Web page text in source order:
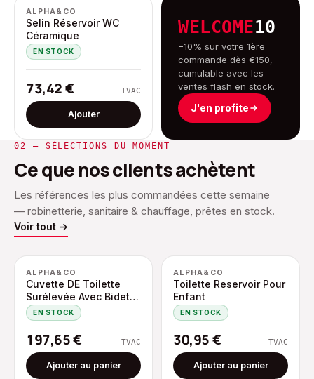
ALPHA&CO
Selin Réservoir WC
Céramique
EN STOCK
73,42€ TVAC
Ajouter
WELCOME10
−10% sur votre 1ère
commande dès €150,
cumulable avec les
ventes flash en stock.
J'en profite
02 — SÉLECTIONS DU MOMENT
Ce que nos clients achètent
Les références les plus commandées cette semaine
— robinetterie, sanitaire & chauffage, prêtes en stock.
Voir tout →
ALPHA&CO
Cuvette DE Toilette
Surélevée Avec Bidet,
Sortie-v - Blanc
EN STOCK
197,65€ TVAC
Ajouter au panier
ALPHA&CO
Toilette Reservoir Pour
Enfant
EN STOCK
30,95€ TVAC
Ajouter au panier